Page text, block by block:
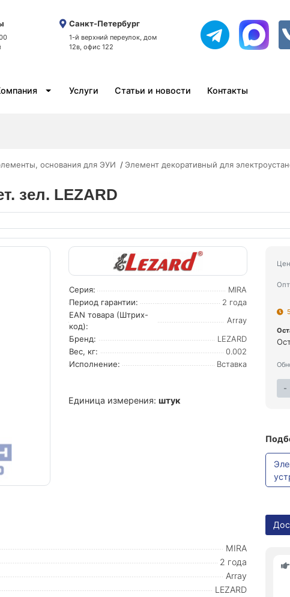
Санкт-Петербург
1-й верхний переулок, дом
12в, офис 122
Услуги Статьи и новости Контакты
основания для ЭУИ Элемент декоративный для
зел. LEZARD
Серия:
MIRA
Период гарантии:
2 года
EAN товара (Штрих-
код):
Array
Бренд:
LEZARD
Вес, кг:
0.002
Исполнение:
Вставка
Единица измерения: штук
-
MIRA
2 года
Array
LEZARD